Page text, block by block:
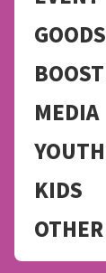
GOODS
MEDIA
YOUTH
KIDS
OTHER